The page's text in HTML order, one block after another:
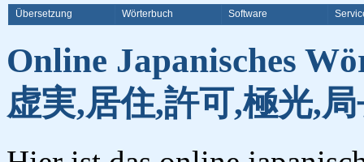
Übersetzung Wörterbuch Software
Online Japanisches
虚実,居住,許可,極光,